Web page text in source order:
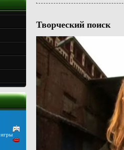
Творческий поиск